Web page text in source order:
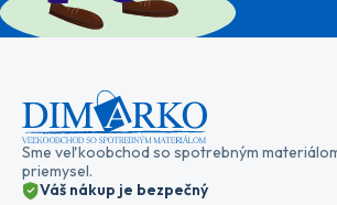
Sme veľkoobchod so spotrebným
priemysel.
Váš nákup je bezpečný